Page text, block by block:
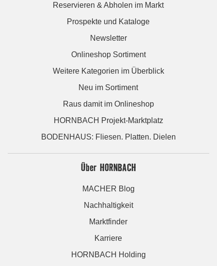
Reservieren & Abholen im Markt
Prospekte und Kataloge
Newsletter
Onlineshop Sortiment
Weitere Kategorien im Überblick
Neu im Sortiment
Raus damit im Onlineshop
HORNBACH Projekt-Marktplatz
BODENHAUS: Fliesen. Platten. Dielen
Über HORNBACH
MACHER Blog
Nachhaltigkeit
Marktfinder
Karriere
HORNBACH Holding